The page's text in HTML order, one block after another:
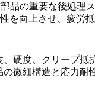
品の重要な後処理
を向上させ、疲労
硬度、クリープ
微細構造と応力